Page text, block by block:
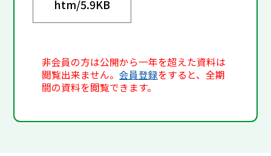
htm/5.9KB
非会員の方は公開から一年を超えた資料は
閲覧出来ません。会員登録をすると、全期
間の資料を閲覧できます。